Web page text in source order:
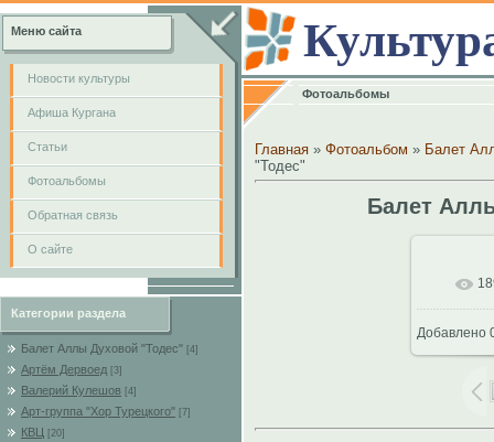
Меню сайта
Новости культуры
Афиша Кургана
Cтатьи
Фотоальбомы
Обратная связь
О сайте
Категории раздела
Балет Аллы Духовой "Тодес" [4]
Артём Дервоед [3]
Валерий Кулешов [4]
Арт-группа "Хор Турецкого" [7]
КВЦ [20]
Фотоальбомы
Главная » Фотоальбом » Балет
"Тодес"
Балет
В
Добавлено